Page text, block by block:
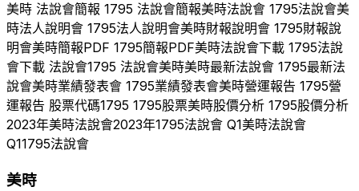
美時 法說會簡報 1795 法說會簡報美時法說會 1795法說會美
時法人說明會 1795法人說明會美時財報說明會 1795財報說
明會美時簡報PDF 1795簡報PDF美時法說會下載 1795法說
會下載 法說會1795 法說會美時美時最新法說會 1795最新法
說會美時業績發表會 1795業績發表會美時營運報告 1795營
運報告 股票代碼1795 1795股票美時股價分析 1795股價分析
2023年美時法說會2023年1795法說會 Q1美時法說會
Q11795法說會
美時